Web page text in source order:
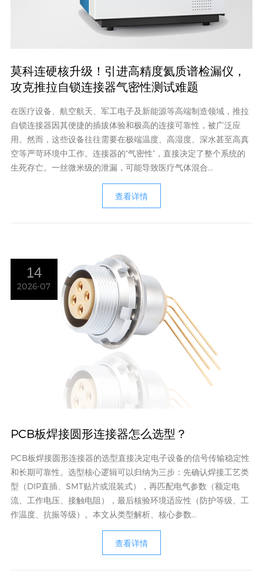
莫科连硬核升级！引进高精度氦质谱检漏仪，
攻克推拉自锁连接器气密性测试难题
在医疗设备、航空航天、军工电子及新能源等高端制造领域，推拉
自锁连接器因其便捷的插拔体验和极高的连接可靠性，被广泛应
用。然而，这些设备往往需要在极端温度、高湿度、深水甚至高真
空等严苛环境中工作。连接器的“气密性”，直接决定了整个系统的
生死存亡。一丝微米级的泄漏，可能导致医疗气体混合...
查看详情
14
2026-07
PCB板焊接圆形连接器怎么选型？
PCB板焊接圆形连接器的选型直接决定电子设备的信号传输稳定性
和长期可靠性。选型核心逻辑可以归纳为三步：先确认焊接工艺类
型（DIP直插、SMT贴片或混装式），再匹配电气参数（额定电
流、工作电压、接触电阻），最后核验环境适应性（防护等级、工
作温度、抗振等级）。本文从类型解析、核心参数...
查看详情